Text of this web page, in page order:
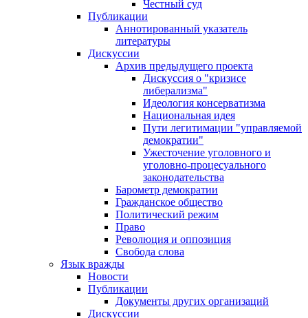
Честный суд
Публикации
Аннотированный указатель
литературы
Дискуссии
Архив предыдущего проекта
Дискуссия о "кризисе
либерализма"
Идеология консерватизма
Национальная идея
Пути легитимации "управляемой
демократии"
Ужесточение уголовного и
уголовно-процесуального
законодательства
Барометр демократии
Гражданское общество
Политический режим
Право
Революция и оппозиция
Свобода слова
Язык вражды
Новости
Публикации
Документы других организаций
Дискуссии